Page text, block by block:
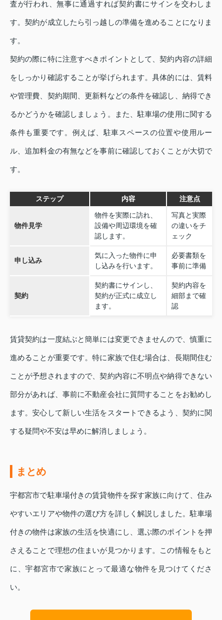
査が行われ、無事に通過すれば契約書にサインを交わしま
す。契約が成立したら引っ越しの準備を進めることになりま
す。
契約の際に特に注意すべきポイントとして、契約内容の詳細
をしっかり確認することが挙げられます。具体的には、賃料
や管理費、契約期間、更新料などの条件を確認し、納得でき
るかどうかを確認しましょう。また、駐車場の使用に関する
条件も重要です。例えば、駐車スペースの位置や使用ルー
ル、追加料金の有無などを事前に確認しておくことが大切で
す。
ステップ 内容 注意点
物件見学
物件を実際に訪れ、
設備や周辺環境を確
認します。
写真と実際
の違いをチ
ェック
申し込み
気に入った物件に申
し込みを行います。
必要書類を
事前に準備
契約
契約書にサインし、
契約が正式に成立し
ます。
契約内容を
細部まで確
認
賃貸契約は一度結ぶと簡単には変更できませんので、慎重に
進めることが重要です。特に家族で住む場合は、長期間住む
ことが予想されますので、契約内容に不明点や納得できない
部分があれば、事前に不動産会社に質問することをお勧めし
ます。安心して新しい生活をスタートできるよう、契約に関
する疑問や不安は早めに解消しましょう。
まとめ
宇都宮市で駐車場付きの賃貸物件を探す家族に向けて、住み
やすいエリアや物件の選び方を詳しく解説しました。駐車場
付きの物件は家族の生活を快適にし、選ぶ際のポイントを押
さえることで理想の住まいが見つかります。この情報をもと
に、宇都宮市で家族にとって最適な物件を見つけてくださ
い。